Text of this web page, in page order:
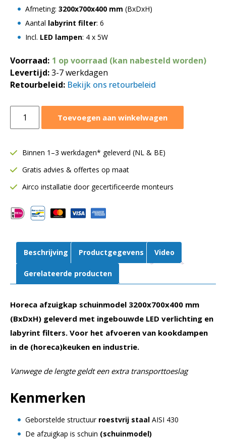
Afmeting: 3200x700x400 mm (BxDxH)
Aantal labyrint filter: 6
Incl. LED lampen: 4 x 5W
Voorraad: 1 op voorraad (kan nabesteld worden)
Levertijd:3-7 werkdagen
Retourbeleid: Bekijk ons retourbeleid
schuinmodel
mm
Inclusief
LED
aantal
Toevoegen aan winkelwagen
Binnen 1–3 werkdagen* geleverd (NL & BE)
Gratis advies & offertes op maat
Airco installatie door gecertificeerde monteurs
Beschrijving Productgegevens Video
Gerelateerde producten
Horeca afzuigkap schuinmodel 3200x700x400 mm
(BxDxH) geleverd met ingebouwde LED verlichting en
labyrint filters. Voor het afvoeren van kookdampen
in de (horeca)keuken en industrie.
Vanwege de lengte geldt een extra transporttoeslag
Kenmerken
Geborstelde structuur roestvrij staal AISI 430
De afzuigkap is schuin (schuinmodel)